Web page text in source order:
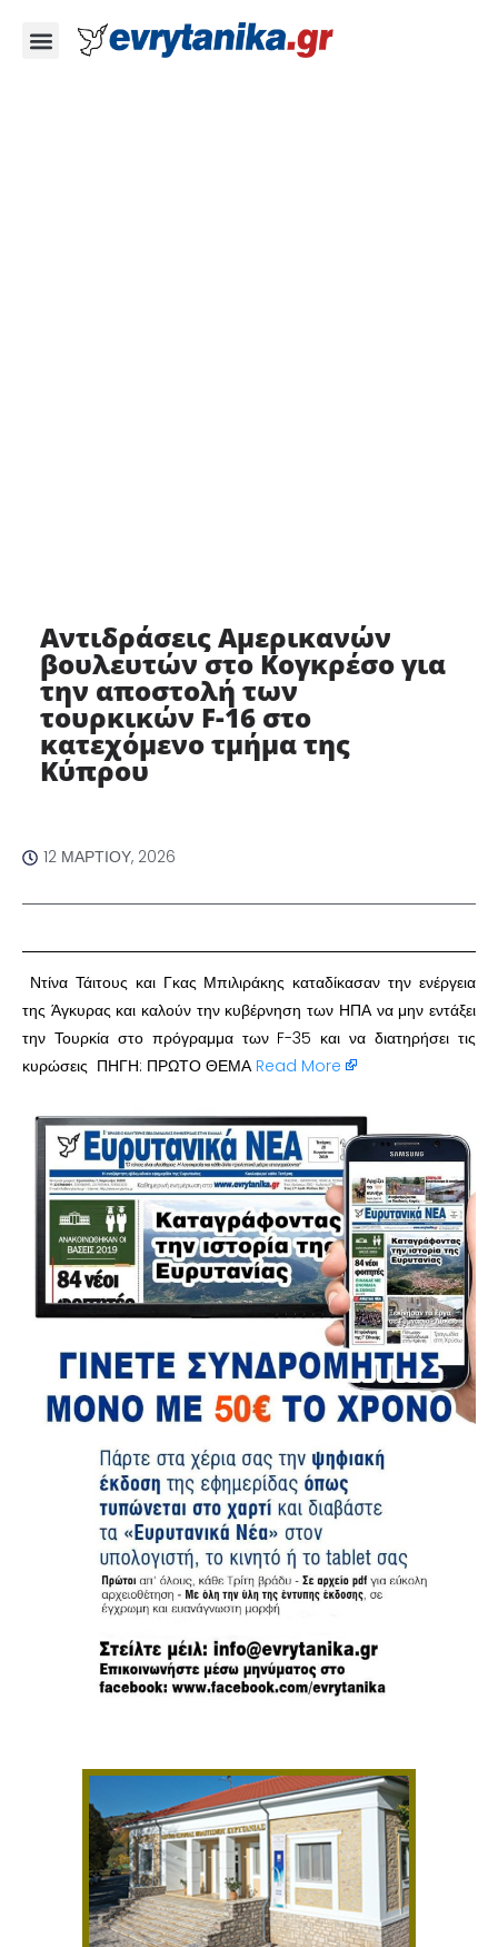
Αντιδράσεις Αμερικανών
βουλευτών στο Κογκρέσο για
την αποστολή των
τουρκικών F-16 στο
κατεχόμενο τμήμα της
Κύπρου
12 ΜΑΡΤΊΟΥ, 2026
Ντίνα Τάιτους και Γκας Μπιλιράκης καταδίκασαν την ενέργεια
της Άγκυρας και καλούν την κυβέρνηση των ΗΠΑ να μην εντάξει
την Τουρκία στο πρόγραμμα των F-35 και να διατηρήσει τις
κυρώσεις ΠΗΓΗ: ΠΡΩΤΟ ΘΕΜΑ Read More